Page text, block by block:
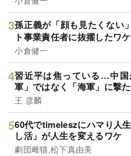
孫正義が「顔も見たくない
ト事業責任者に抜擢したワケ
小倉健一
習近平は焦っている…中国
軍」ではなく「海軍」に撃
王 彦麟
60代でtimeleszにハマり人
し活」が人生を変えるワケ
劇団雌猫,松下真由美